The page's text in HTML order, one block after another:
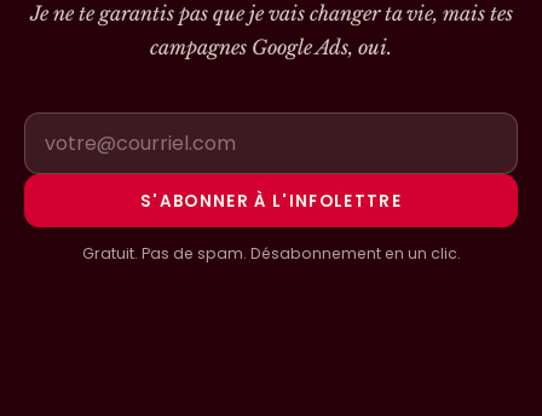
Je ne te garantis pas que je vais changer ta vie, mais tes
campagnes Google Ads, oui.
S'ABONNER À L'INFOLETTRE
Gratuit. Pas de spam. Désabonnement en un clic.